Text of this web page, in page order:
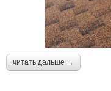
читать дальше →